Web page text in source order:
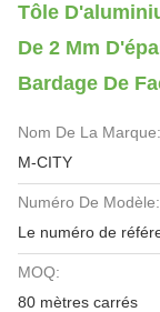
Tôle
De 2 Mm
Bardage De
Nom De La Marque:
M-CITY
Numéro De Modèle:
Le numéro de
MOQ:
80 mètres carrés